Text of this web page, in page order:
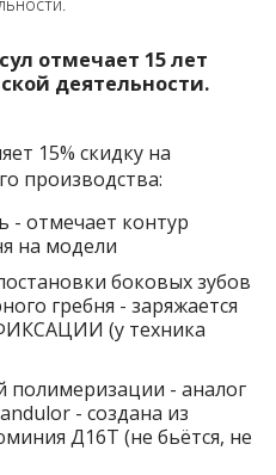
отмечает 15 лет
деятельности.
15% скидку на
производства:
отмечает контур
на модели
боковых зубов
гребня - заряжается
(у техника
полимеризации - аналог
- создана из
Д16Т (не бьётся, не